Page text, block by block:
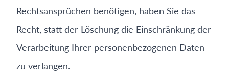
Rechtsansprüchen benötigen, haben Sie das
Recht, statt der Löschung die Einschränkung der
Verarbeitung Ihrer personenbezogenen Daten
zu verlangen.